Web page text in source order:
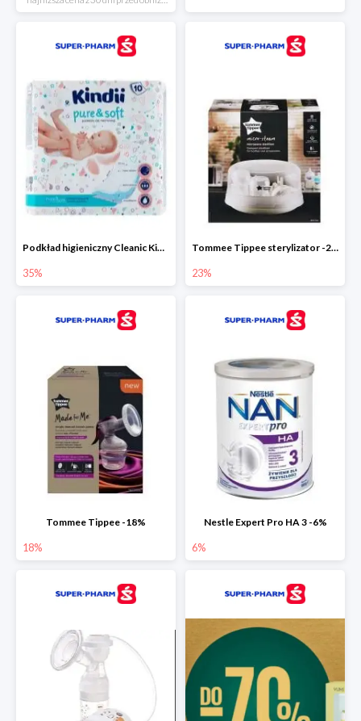
Podkład higieniczny Cleanic Kindii Pure & Soft -35%
35%
Tommee Tippee sterylizator -23%
23%
Tommee Tippee -18%
18%
Nestle Expert Pro HA 3 -6%
6%